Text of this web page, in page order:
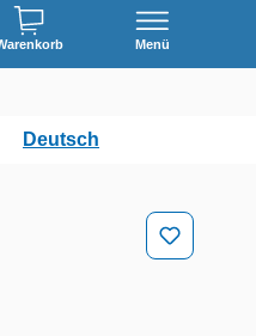
Menü
Deutsch